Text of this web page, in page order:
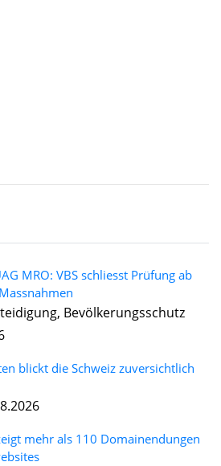
MRO: VBS schliesst Prüfung ab
Bevölkerungsschutz
blickt die Schweiz zuversichtlich
mehr als 110 Domainendungen